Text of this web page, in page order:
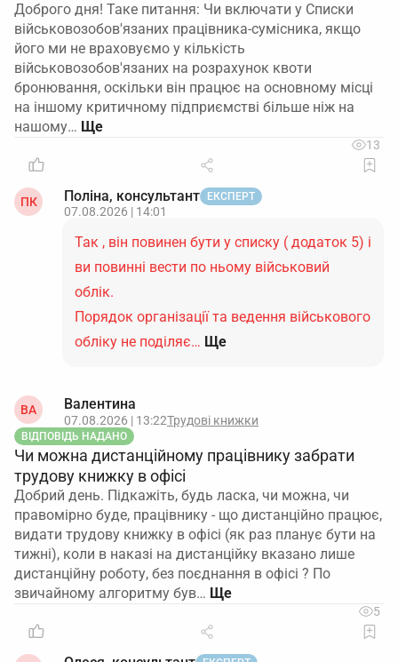
Доброго дня! Таке питання: Чи включати у Списки
військовозобов'язаних працівника-сумісника, якщо
його ми не враховуємо у кількість
військовозобов'язаних на розрахунок квоти
бронювання, оскільки він працює на основному місці
на іншому критичному підприємстві більше ніж на
нашому…
13
ПК Поліна, консультант ЕКСПЕРТ
07.08.2026 | 14:01
Так , він повинен бути у списку ( додаток 5) і
ви повинні вести по ньому військовий
облік.
Порядок організації та ведення військового
обліку не поділяє… Ще
ВА Валентина
07.08.2026 | 13:22Трудові книжки
ВІДПОВІДЬ НАДАНО
Чи можна дистанційному працівнику забрати
трудову книжку в офісі
Добрий день. Підкажіть, будь ласка, чи можна, чи
правомірно буде, працівнику - що дистанційно працює,
видати трудову книжку в офісі (як раз планує бути на
тижні), коли в наказі на дистанційку вказано лише
дистанційну роботу, без поєднання в офісі ? По
звичайному алгоритму був…
5